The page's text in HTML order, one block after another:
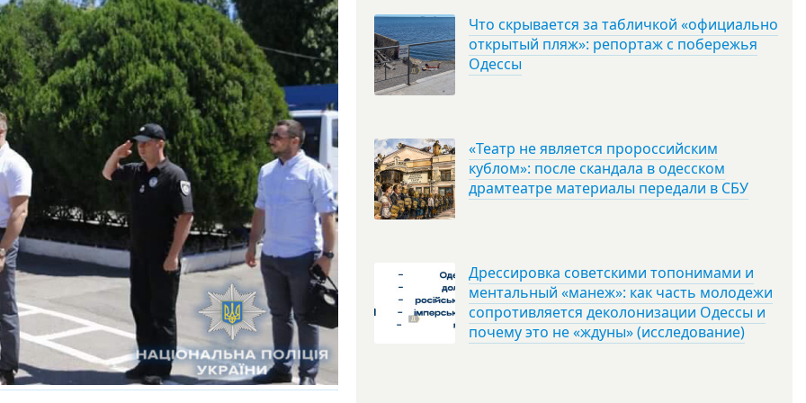
Что скрывается за табличкой «официально
открытый пляж»: репортаж с побережья
Одессы
«Театр не является пророссийским
кублом»: после скандала в одесском
драмтеатре материалы передали в СБУ
Дрессировка советскими топонимами и
ментальный «манеж»: как часть молодежи
сопротивляется деколонизации Одессы и
почему это не «ждуны» (исследование)